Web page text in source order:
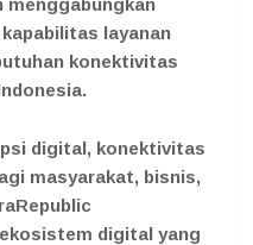
menggabungkan
layanan
konektivitas
digital, konektivitas
masyarakat, bisnis,
digital yang